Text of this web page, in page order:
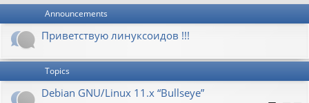
Announcements
Приветствую линуксоидов !!!
Topics
Debian GNU/Linux 11.x “Bullseye”